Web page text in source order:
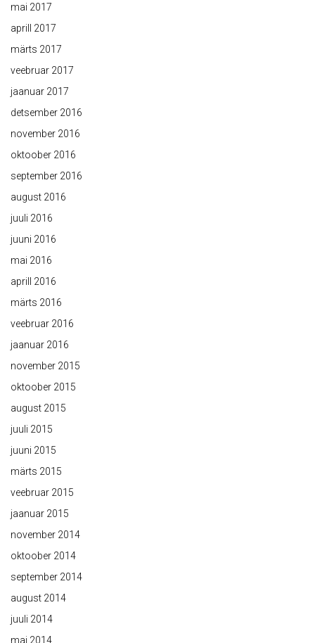
mai 2017
aprill 2017
märts 2017
veebruar 2017
jaanuar 2017
detsember 2016
november 2016
oktoober 2016
september 2016
august 2016
juuli 2016
juuni 2016
mai 2016
aprill 2016
märts 2016
veebruar 2016
jaanuar 2016
november 2015
oktoober 2015
august 2015
juuli 2015
juuni 2015
märts 2015
veebruar 2015
jaanuar 2015
november 2014
oktoober 2014
september 2014
august 2014
juuli 2014
mai 2014